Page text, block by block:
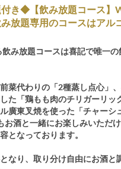
き◆【飲み放題コース】
放題専用のコースはアル
み放題コースは喜記で唯一の
菜代わりの「2種蒸し点心」
た「鶏もも肉のチリガーリッ
廣東叉焼を使った「チャーシ
お酒と一緒にお楽しみいただ
となっております。
なり、取り分け自由にお酒と